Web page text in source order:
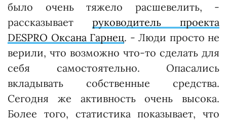
было очень тяжело расшевелить, -
рассказывает руководитель проекта
DESPRO Оксана Гарнец. - Люди просто не
верили, что возможно что-то сделать для
себя самостоятельно. Опасались
вкладывать собственные средства.
Сегодня же активность очень высока.
Более того, статистика показывает, что